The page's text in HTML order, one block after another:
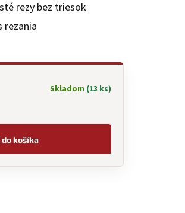
rezy bez triesok
rezania
Skladom (13 ks)
košíka